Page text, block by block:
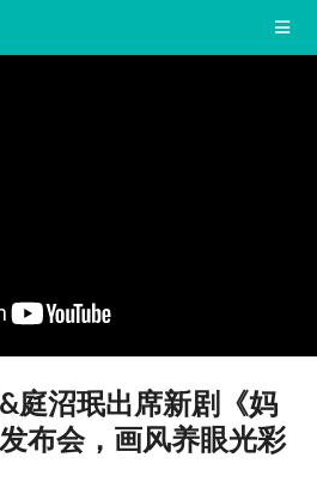
庭沼珉出席新剧《妈
布会，画风养眼光彩